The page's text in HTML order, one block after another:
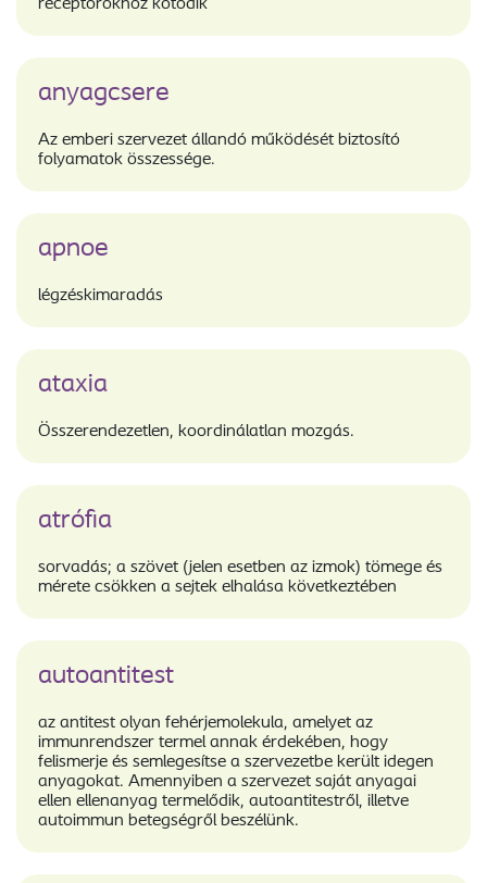
receptorokhoz kötődik
anyagcsere
Az emberi szervezet állandó működését biztosító
folyamatok összessége.
apnoe
légzéskimaradás
ataxia
Összerendezetlen, koordinálatlan mozgás.
atrófia
sorvadás; a szövet (jelen esetben az izmok) tömege és
mérete csökken a sejtek elhalása következtében
autoantitest
az antitest olyan fehérjemolekula, amelyet az
immunrendszer termel annak érdekében, hogy
felismerje és semlegesítse a szervezetbe került idegen
anyagokat. Amennyiben a szervezet saját anyagai
ellen ellenanyag termelődik, autoantitestről, illetve
autoimmun betegségről beszélünk.